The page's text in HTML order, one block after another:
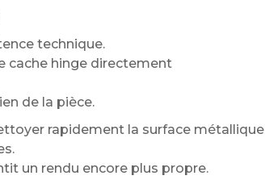
technique.
cache hinge directement
de la pièce.
rapidement la surface métallique
un rendu encore plus propre.